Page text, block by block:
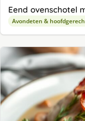
Eend ovenschotel
Avondeten &